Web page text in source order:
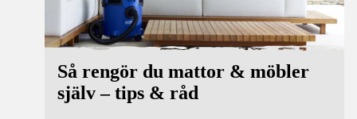
Så rengör du mattor & möbler
själv – tips & råd